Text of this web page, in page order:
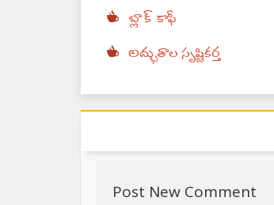
బ్లాక్ కాఫీ
అద్భుతాల సృష్టికర్త
Post New Comment